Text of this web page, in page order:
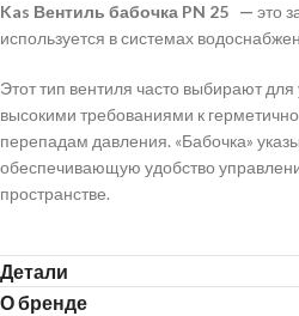
Kas Вентиль бабочка PN 25 — это
используется в системах
Этот тип вентиля часто выбирают для
высокими требованиями к
перепадам давления. «Бабочка»
обеспечивающую удобство
пространстве.
Детали
О бренде